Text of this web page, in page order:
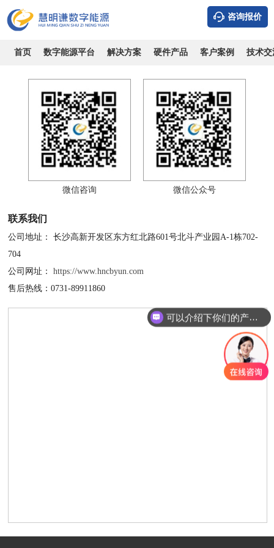
咨询报价
首页 数字能源平台 解决方案 硬件产品 客户案例 技术交
公司介绍 成长历程 企业文化 联系我们 资质证书
微信咨询 微信公众号
联系我们
公司地址：
长沙高新开发区东方红北路601号北斗产业园A-1栋702-
704
公司网址：https://www.hncbyun.com
售后热线：0731-89911860
可以介绍下你们的产品么